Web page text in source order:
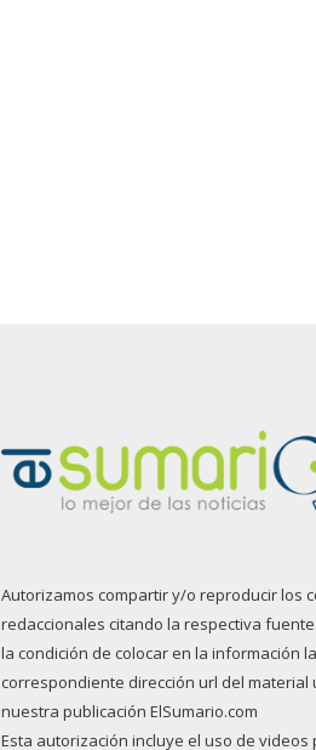
Autorizamos compartir y/o reproducir los
redaccionales citando la respectiva
la condición de colocar en la información la
correspondiente dirección url del material
nuestra publicación ElSumario.com
Esta autorización incluye el uso de videos